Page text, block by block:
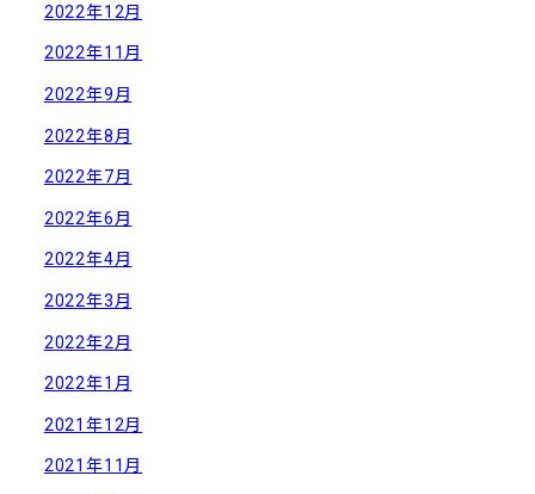
2022年12月
2022年11月
2022年9月
2022年8月
2022年7月
2022年6月
2022年4月
2022年3月
2022年2月
2022年1月
2021年12月
2021年11月